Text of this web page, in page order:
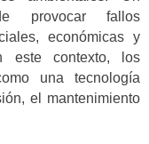
provocar fallos
económicas y
este contexto, los
una tecnología
el mantenimiento